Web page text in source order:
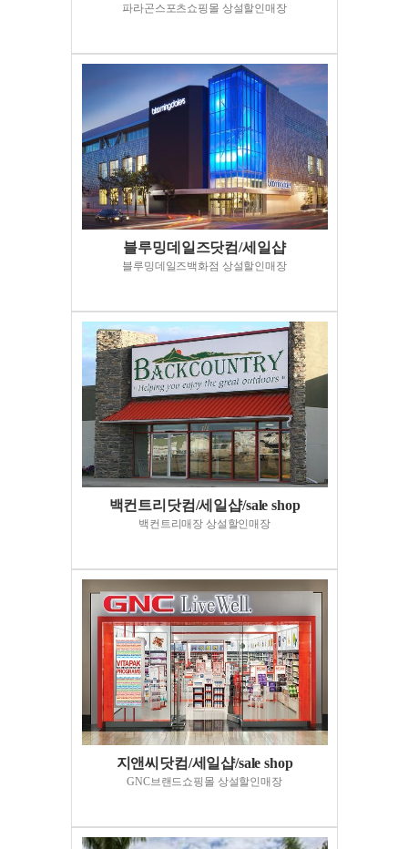
파라곤스포츠쇼핑몰 상설할인매장
블루밍데일즈닷컴/세일샵
블루밍데일즈백화점 상설할인매장
백컨트리닷컴/세일샵/sale shop
백컨트리매장 상설할인매장
지앤씨닷컴/세일샵/sale shop
GNC브랜드쇼핑몰 상설할인매장